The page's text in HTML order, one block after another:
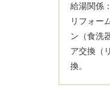
給湯関係
リフォー
ン（食洗
ア交換（
換。